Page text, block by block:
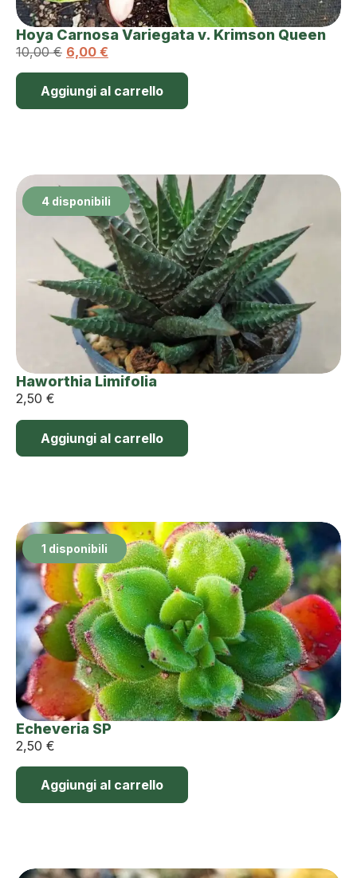
Hoya Carnosa Variegata v. Krimson Queen
10,00€ 6,00 €
Aggiungi al carrello
4 disponibili
Haworthia Limifolia
2,50 €
Aggiungi al carrello
1 disponibili
Echeveria SP
2,50 €
Aggiungi al carrello